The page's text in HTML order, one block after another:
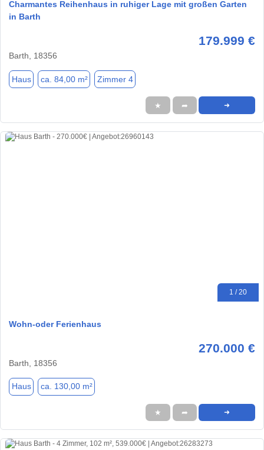
Charmantes Reihenhaus in ruhiger Lage mit großen Garten
in Barth
179.999 €
Barth, 18356
Haus ca. 84,00 m² Zimmer 4
★ ➦ ➜
1 / 20
Wohn-oder Ferienhaus
270.000 €
Barth, 18356
Haus ca. 130,00 m²
★ ➦ ➜